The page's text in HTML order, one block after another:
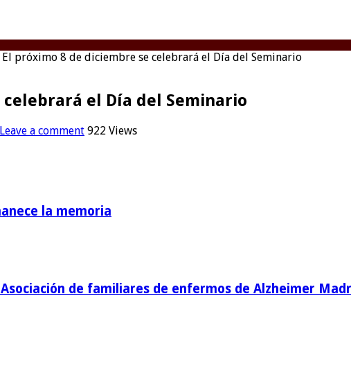
El próximo 8 de diciembre se celebrará el Día del Seminario
el Día del Seminario
Leave a comment 922 Views
la memoria
de familiares de enfermos de Alzheimer